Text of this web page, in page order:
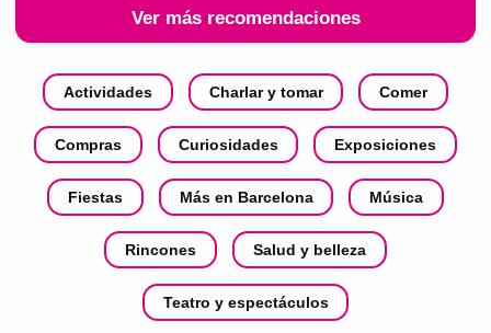
Ver más recomendaciones
Actividades Charlar y tomar Comer
Compras Curiosidades Exposiciones
Fiestas Más en Barcelona Música
Rincones Salud y belleza
Teatro y espectáculos